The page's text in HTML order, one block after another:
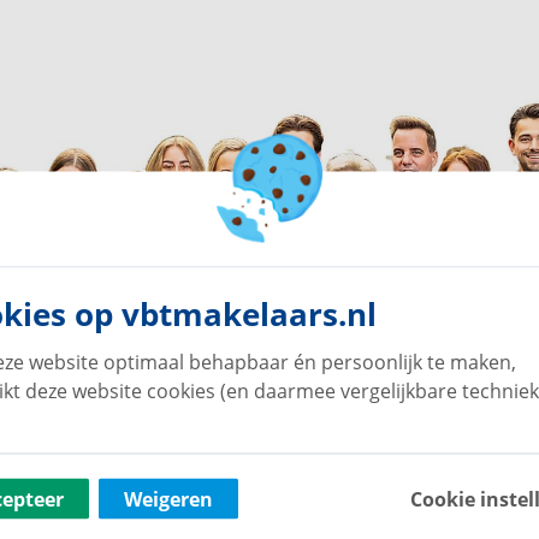
op vbtmakelaars.nl
website optimaal behapbaar én persoonlijk te maken,
deze website cookies (en daarmee vergelijkbare
Weigeren Cookie